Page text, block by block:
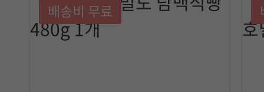
배송비 무료